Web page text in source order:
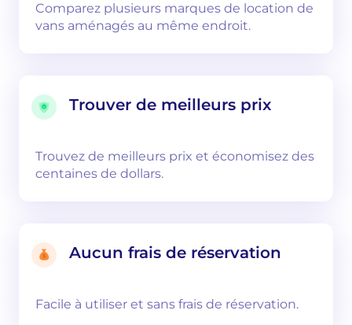
Comparez plusieurs marques de location de
vans aménagés au même endroit.
Trouver de meilleurs prix
Trouvez de meilleurs prix et économisez des
centaines de dollars.
Aucun frais de réservation
Facile à utiliser et sans frais de réservation.